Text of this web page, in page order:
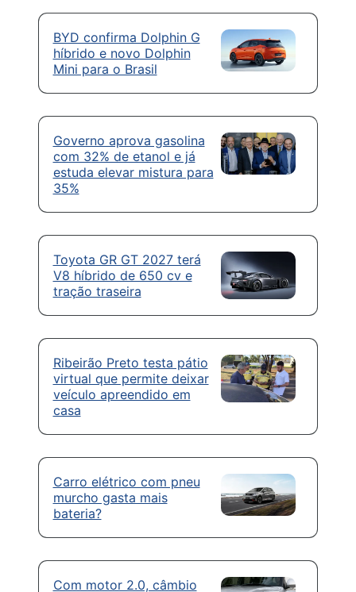
BYD confirma Dolphin G
híbrido e novo Dolphin
Mini para o Brasil
Governo aprova gasolina
com 32% de etanol e já
estuda elevar mistura para
35%
Toyota GR GT 2027 terá
V8 híbrido de 650 cv e
tração traseira
Ribeirão Preto testa pátio
virtual que permite deixar
veículo apreendido em
casa
Carro elétrico com pneu
murcho gasta mais
bateria?
Com motor 2.0, câmbio